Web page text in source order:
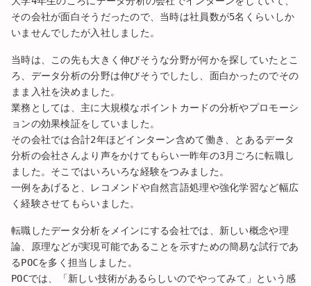
その会社が面白そうだったので、当時は社員数が5名くらいしか
いませんでしたが入社しました。
当時は、この先も大きく伸びそうな分野が何かを探していたとこ
ろ、データ分析の分野は伸びそうでしたし、面白かったのでその
まま入社を決めました。
業務としては、主に大規模なポイントカードの分析やプロモーシ
ョンの効果検証をしていました。
その会社では合計2年ほどインターン含めて働き、とあるデータ
分析の会社さんより声をかけてもらい一昨年の3月ごろに転職し
ました。そこではいろいろな経験をつみました。
一例をあげると、レコメンドや自然言語処理や強化学習など幅広
く経験させてもらいました。
転職したデータ分析をメインにする会社では、新しい概念や理
論、原理などが実現可能であることを示すための簡易な試行であ
るPOCを多く担当しました。
POCでは、「新しい技術があるらしいのでやってみて」という感